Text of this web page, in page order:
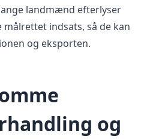
landmænd efterlyser
indsats, så de kan
og eksporten.
og